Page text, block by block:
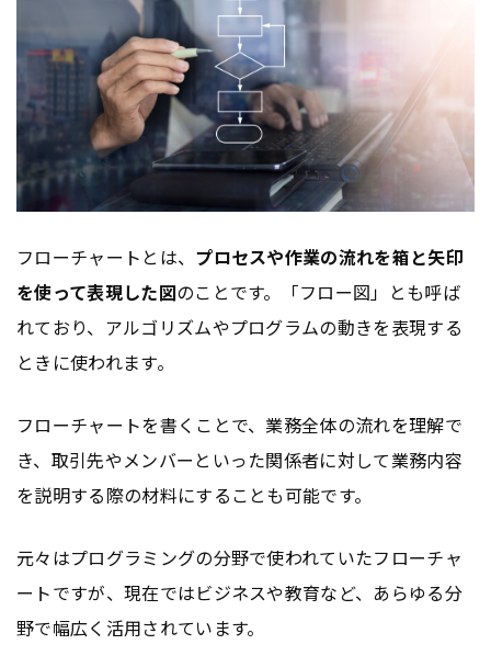
フローチャートとは、 プロセスや作業の流れを箱と矢印
を使って表現した図のことです。「フロー図」とも呼ば
れており、アルゴリズムやプログラムの動きを表現する
ときに使われます。
フローチャートを書くことで、業務全体の流れを理解で
き、取引先やメンバーといった関係者に対して業務内容
を説明する際の材料にすることも可能です。
元々はプログラミングの分野で使われていたフローチャ
ートですが、現在ではビジネスや教育など、あらゆる分
野で幅広く活用されています。